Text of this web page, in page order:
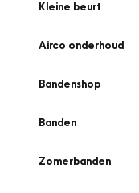
Kleine beurt
Airco onderhoud
Bandenshop
Banden
Zomerbanden